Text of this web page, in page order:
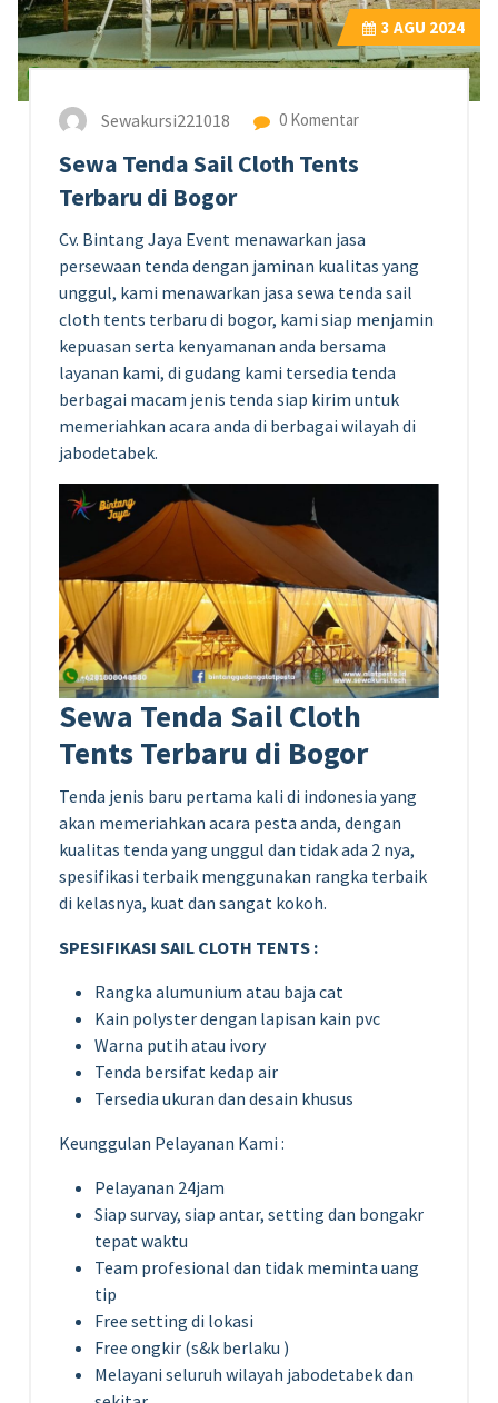
3 AGU 2024
Sewakursi221018 0 Komentar
Sewa Tenda Sail Cloth Tents
Terbaru di Bogor
Cv. Bintang Jaya Event menawarkan jasa
persewaan tenda dengan jaminan kualitas yang
unggul, kami menawarkan jasa sewa tenda sail
cloth tents terbaru di bogor, kami siap menjamin
kepuasan serta kenyamanan anda bersama
layanan kami, di gudang kami tersedia tenda
berbagai macam jenis tenda siap kirim untuk
memeriahkan acara anda di berbagai wilayah di
jabodetabek.
Sewa Tenda Sail Cloth
Tents Terbaru di Bogor
Tenda jenis baru pertama kali di indonesia yang
akan memeriahkan acara pesta anda, dengan
kualitas tenda yang unggul dan tidak ada 2 nya,
spesifikasi terbaik menggunakan rangka terbaik
di kelasnya, kuat dan sangat kokoh.
SPESIFIKASI SAIL CLOTH TENTS :
Rangka alumunium atau baja cat
Kain polyster dengan lapisan kain pvc
Warna putih atau ivory
Tenda bersifat kedap air
Tersedia ukuran dan desain khusus
Keunggulan Pelayanan Kami :
Pelayanan 24jam
Siap survay, siap antar, setting dan bongakr
tepat waktu
Team profesional dan tidak meminta uang
tip
Free setting di lokasi
Free ongkir (s&k berlaku )
Melayani seluruh wilayah jabodetabek dan